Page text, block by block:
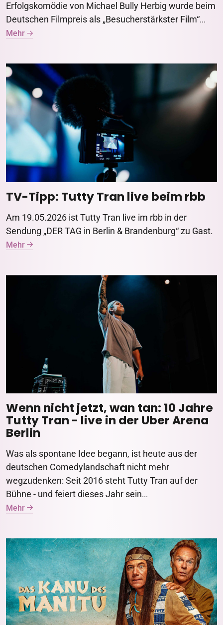
Erfolgskomödie von Michael Bully Herbig wurde beim
Deutschen Filmpreis als „Besucherstärkster Film“...
Mehr
TV-Tipp: Tutty Tran live beim rbb
Am 19.05.2026 ist Tutty Tran live im rbb in der
Sendung „DER TAG in Berlin & Brandenburg“ zu Gast.
Mehr
Wenn nicht jetzt, wan tan: 10 Jahre
Tutty Tran - live in der Uber Arena
Berlin
Was als spontane Idee begann, ist heute aus der
deutschen Comedylandschaft nicht mehr
wegzudenken: Seit 2016 steht Tutty Tran auf der
Bühne - und feiert dieses Jahr sein...
Mehr